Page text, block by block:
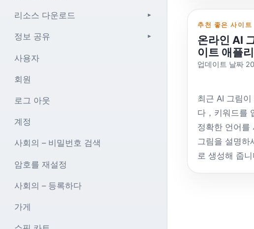
리소스 다운로드 ▾
정보 공유 ▾
사용자
회원
로그 아웃
계정
사회의 – 비밀번호 검색
암호를 재설정
사회의 – 등록하다
가게
니다、중국 고
는 널리 사용
없습니다、
널，중국 사용
프터 판매 고
는 대중 교통
위를 부여 할
분은 토큰 사
지불하는 환승
것 같아요。
크를 알고：
아지안 리뷰：
https://
이 기사에는 짧
Famous
https://
사에는 짧은 비
께 제공됩니다.
https://
량만 사용한다
가상디지털은
수 있다. | 가상
일반적으로 디
는 것은 제3자
환수수료 등이
다.，물론 은
다，실물카드
ATM에서 직
있다는 점이
추천 좋은 사이트
온라인 AI
이트 애플
업데이트 날짜
최근 AI 그림
다，키워드를
정확한 언어를
그림을 설명하
로 생성해 줍
https://